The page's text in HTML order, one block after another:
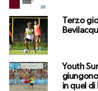
Terzo
Youth
in quel